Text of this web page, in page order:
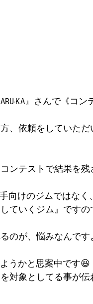
KA』さんで《コ
、依頼をしていた
ンテストで結果を
手向けのジムではな
ていくジム』です
のが、悩みなんです
うかと思案中です😆
対象としてる事が伝